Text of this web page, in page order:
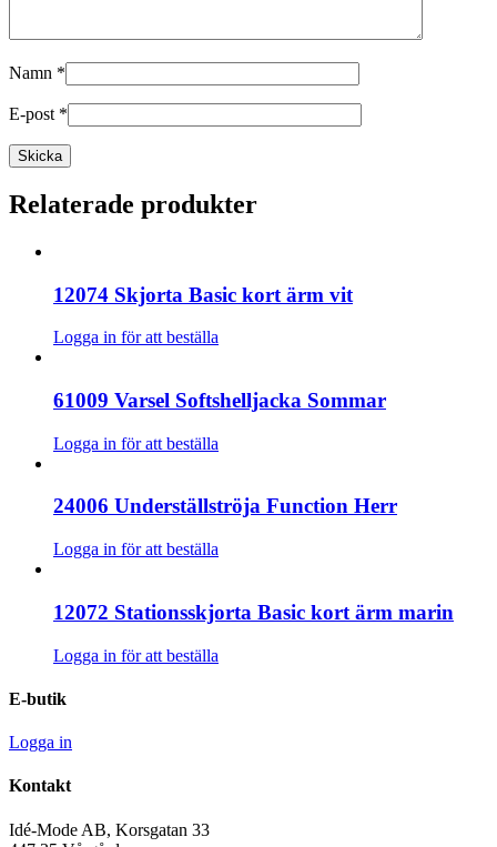
Namn *
E-post *
Relaterade produkter
12074 Skjorta Basic kort ärm vit
Logga in för att beställa
61009 Varsel Softshelljacka Sommar
Logga in för att beställa
24006 Underställströja Function Herr
Logga in för att beställa
12072 Stationsskjorta Basic kort ärm marin
Logga in för att beställa
E-butik
Logga in
Kontakt
Idé-Mode AB, Korsgatan 33